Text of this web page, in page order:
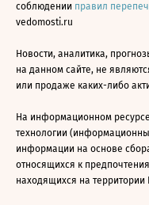
соблюдении правил
vedomosti.ru
Новости, аналитика,
на данном сайте, не
или продаже каких-либо
На информационном
технологии
информации на основе
относящихся к
находящихся на